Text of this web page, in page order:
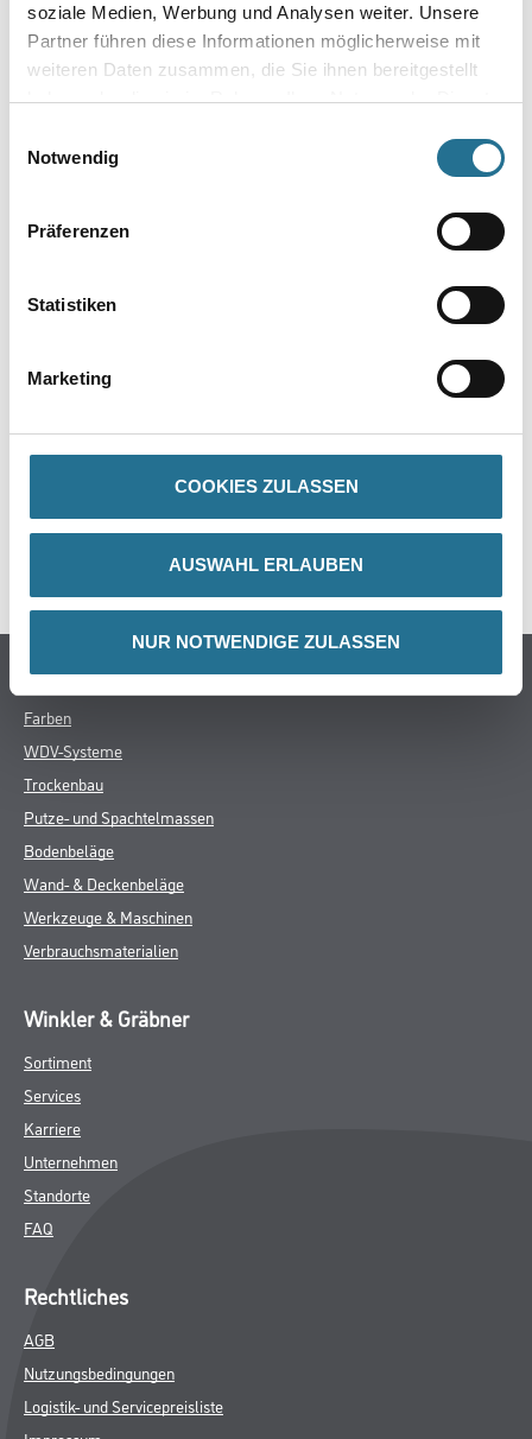
soziale Medien, Werbung und Analysen weiter. Unsere
Partner führen diese Informationen möglicherweise mit
weiteren Daten zusammen, die Sie ihnen bereitgestellt
haben oder die sie im Rahmen Ihrer Nutzung der Dienste
Notwendig
Präferenzen
Statistiken
Marketing
COOKIES ZULASSEN
AUSWAHL ERLAUBEN
NUR NOTWENDIGE ZULASSEN
PRODUKTEIGENSCHAFTEN
- 100 % texturiertes Polyamid-Endlosgarn
- Walzenkern D=32mm
GEFAHRENHINWEISE
Online-Shop
Farben
WDV-Systeme
Trockenbau
Putze- und Spachtelmassen
Bodenbeläge
Wand- & Deckenbeläge
Werkzeuge & Maschinen
Verbrauchsmaterialien
Winkler & Gräbner
Sortiment
Services
Karriere
Unternehmen
Standorte
FAQ
Rechtliches
AGB
Nutzungsbedingungen
Logistik- und Servicepreisliste